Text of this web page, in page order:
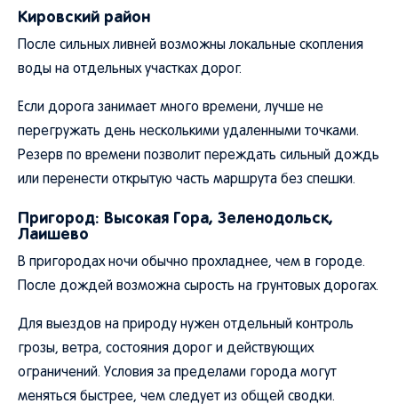
Кировский район
После сильных ливней возможны локальные скопления
воды на отдельных участках дорог.
Если дорога занимает много времени, лучше не
перегружать день несколькими удаленными точками.
Резерв по времени позволит переждать сильный дождь
или перенести открытую часть маршрута без спешки.
Пригород: Высокая Гора, Зеленодольск,
Лаишево
В пригородах ночи обычно прохладнее, чем в городе.
После дождей возможна сырость на грунтовых дорогах.
Для выездов на природу нужен отдельный контроль
грозы, ветра, состояния дорог и действующих
ограничений. Условия за пределами города могут
меняться быстрее, чем следует из общей сводки.